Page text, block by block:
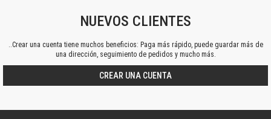
NUEVOS CLIENTES
..Crear una cuenta tiene muchos beneficios: Paga más rápido, puede guardar más de
una dirección, seguimiento de pedidos y mucho más.
CREAR UNA CUENTA